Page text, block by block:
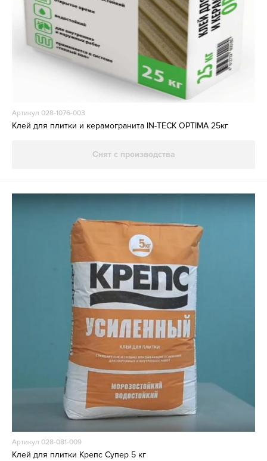
Артикул 028-1076-003
Клей для плитки и керамогранита IN-TECK OPTIMA 25кг
Снят с производства
Артикул 028-081-009
Клей для плитки Крепс Супер 5 кг